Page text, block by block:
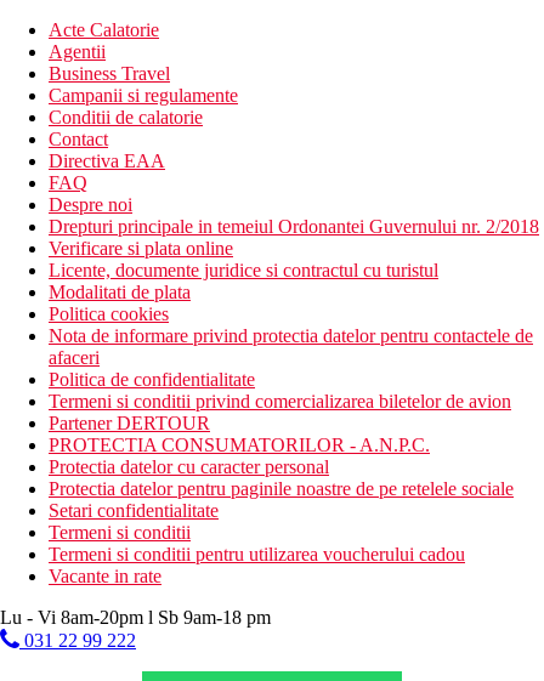
Acte Calatorie
Agentii
Business Travel
Campanii si regulamente
Conditii de calatorie
Contact
Directiva EAA
FAQ
Despre noi
Drepturi principale in temeiul Ordonantei Guvernului nr. 2/2018
Verificare si plata online
Licente, documente juridice si contractul cu turistul
Modalitati de plata
Politica cookies
Nota de informare privind protectia datelor pentru contactele de
afaceri
Politica de confidentialitate
Termeni si conditii privind comercializarea biletelor de avion
Partener DERTOUR
PROTECTIA CONSUMATORILOR - A.N.P.C.
Protectia datelor cu caracter personal
Protectia datelor pentru paginile noastre de pe retelele sociale
Setari confidentialitate
Termeni si conditii
Termeni si conditii pentru utilizarea voucherului cadou
Vacante in rate
Lu - Vi 8am-20pm l Sb 9am-18 pm
031 22 99 222